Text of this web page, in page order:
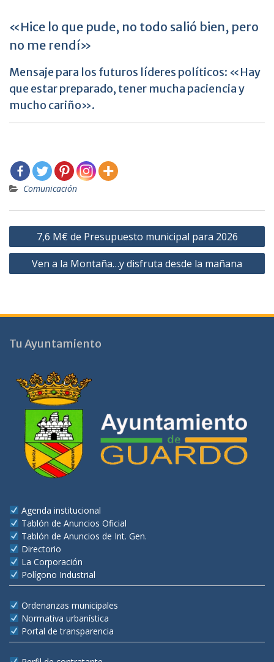
«Hice lo que pude, no todo salió bien, pero
no me rendí»
Mensaje para los futuros líderes políticos: «Hay
que estar preparado, tener mucha paciencia y
mucho cariño».
Comunicación
Navegación
de
entradas
7,6 M€ de Presupuesto municipal para 2026
Ven a la Montaña…y disfruta desde la mañana
Tu Ayuntamiento
Agenda institucional
Tablón de Anuncios Oficial
Tablón de Anuncios de Int. Gen.
Directorio
La Corporación
Polígono Industrial
Ordenanzas municipales
Normativa urbanística
Portal de transparencia